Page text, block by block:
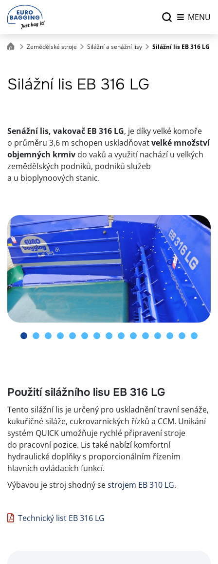
MENU
Zemědělské stroje Silážní a senážní lisy Silážní lis EB 316 LG
Silážní lis EB 316 LG
Senážní lis, vakovač EB 316 LG, je díky velké komoře
o průměru 3,6 m schopen uskladňovatvelké množství
objemných krmiv do vaků a využití nachází u velkých
zemědělských podniků, podniků služeb
a u bioplynoových stanic.
Použití silážního lisu EB 316 LG
Tento silážní lis je určený pro uskladnění travní senáže,
kukuřičné siláže, cukrovarnických řízků a CCM. Unikání
systém QUICK umožňuje rychlé připravení stroje
do pracovní pozice. Lis také nabízí komfortní
hydraulické doplňky s proporcionálním řízením
hlavních ovládacích funkcí.
Výbavou je stroj shodný sestrojem EB 310 LG.
Technický list EB 316 LG